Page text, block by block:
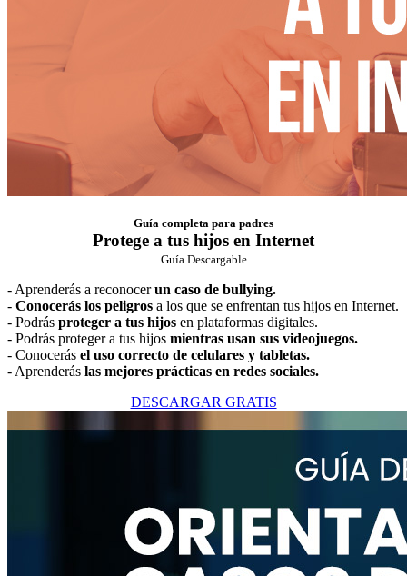
Guía completa para padres
Protege a tus hijos en Internet
Guía Descargable
- Aprenderás a reconocerun caso de bullying.
- Conocerás los peligros a los que se enfrentan tus hijos en Internet.
- Podrás proteger a tus hijos en plataformas digitales.
- Podrás proteger a tus hijos mientras usan sus videojuegos.
- Conocerás el uso correcto de celulares y tabletas.
- Aprenderás las mejores prácticas en redes sociales.
DESCARGAR GRATIS